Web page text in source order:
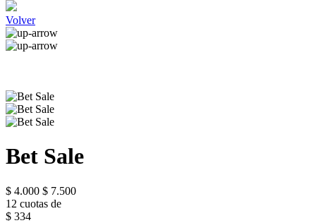
Volver
Bet Sale
$ 4.000 $ 7.500
12 cuotas de
$ 334